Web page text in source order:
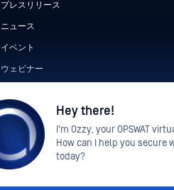
プレスリリース
ニュース
イベント
ウェビナー
ホワイトペーパー
無料ツール
Hey there!
I'm Ozzy, your OPSWAT
How can I help you secure
today?